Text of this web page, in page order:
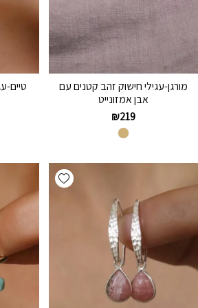
מורגן-עגילי חישוק זהב קטנים עם
אבן אמזונייט
₪219
טיים-
Add wishlist